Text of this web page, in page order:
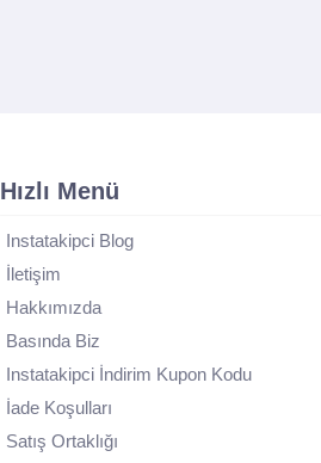
Hızlı Menü
Instatakipci Blog
İletişim
Hakkımızda
Basında Biz
Instatakipci İndirim Kupon Kodu
İade Koşulları
Satış Ortaklığı